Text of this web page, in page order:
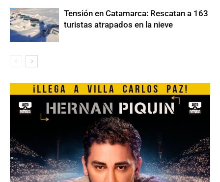
Tensión en Catamarca: Rescatan a 163
turistas atrapados en la nieve